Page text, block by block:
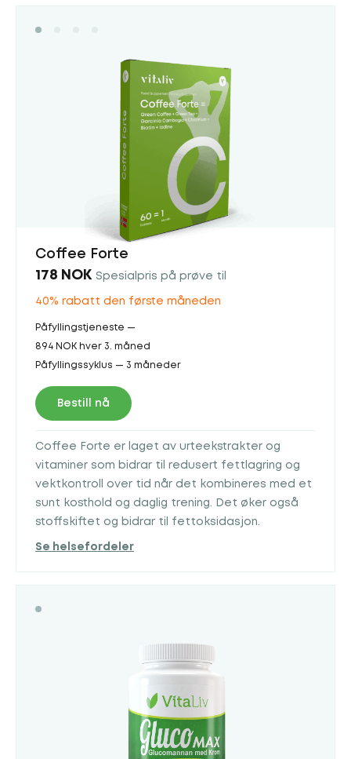
Coffee Forte
178 NOK Spesialpris på prøve til
40% rabatt den første måneden
Påfyllingstjeneste —
894 NOK hver 3. måned
Påfyllingssyklus — 3 måneder
Bestill nå
Coffee Forte er laget av urteekstrakter og
vitaminer som bidrar til redusert fettlagring og
vektkontroll over tid når det kombineres med et
sunt kosthold og daglig trening. Det øker også
stoffskiftet og bidrar til fettoksidasjon.
Se helsefordeler